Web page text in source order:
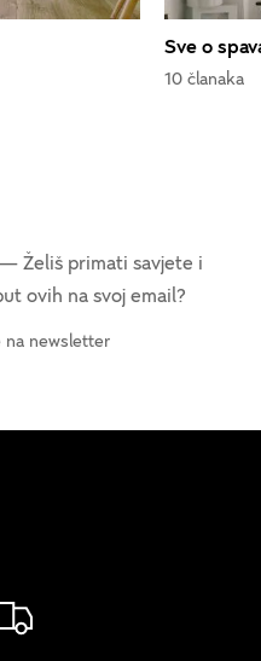
Sve o
10 članaka
Želiš primati savjete i
ovih na svoj email?
na newsletter